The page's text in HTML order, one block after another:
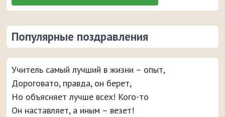
Популярные поздравления
Учитель самый лучший в жизни – опыт,
Дороговато, правда, он берет,
Но объясняет лучше всех! Кого-то
Он наставляет, а иным – везет!